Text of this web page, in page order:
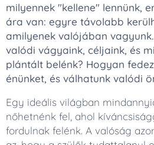
milyennek "kellene" lennünk,
ára van: egyre távolabb
amilyenek valójában
valódi vágyaink, céljaink, és
plántált belénk? Hogyan
énünket, és válhatunk valódi
Egy ideális világban
nőhetnénk fel, ahol
fordulnak felénk. A valóság